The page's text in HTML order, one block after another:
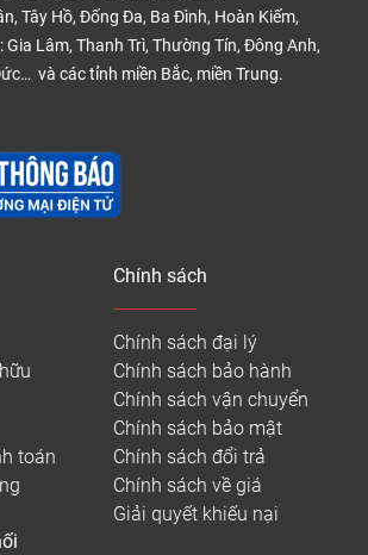
Tây Hồ, Đống Đa, Ba Đình, Hoàn Kiếm,
Gia Lâm, Thanh Trì, Thường Tín, Đông Anh,
và các tỉnh miền Bắc, miền Trung.
toán
Chính sách
Chính sách đại lý
Chính sách bảo hành
Chính sách vận chuyển
Chính sách bảo mật
Chính sách đổi trả
Chính sách về giá
Giải quyết khiếu nại